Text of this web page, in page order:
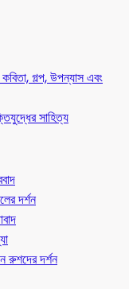
কবিতা, গল্প, উপন্যাস এবং
সাহিত্য
দর্শন
রুশদের দর্শন